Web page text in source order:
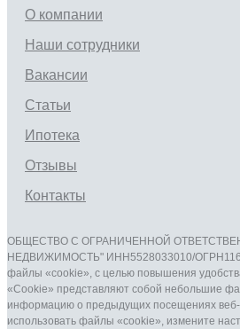
О компании
Наши сотрудники
Вакансии
Статьи
Ипотека
Отзывы
Контакты
ОБЩЕСТВО С ОГРАНИЧЕННОЙ
НЕДВИЖИМОСТЬ" ИНН5528033010/
файлы «cookie», с целью повышения
«Cookie» представляют собой небольшие
информацию о предыдущих посещениях веб-
использовать файлы «cookie», измените